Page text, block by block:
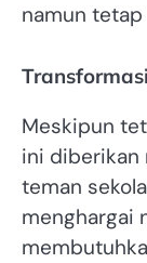
namun
Meskipun
ini diberikan
teman
menghargai